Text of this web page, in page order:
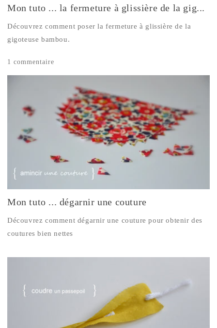
Mon tuto ... la fermeture à glissière de la gig...
Découvrez comment poser la fermeture à glissière de la
gigoteuse bambou.
1 commentaire
Mon tuto ... dégarnir une couture
Découvrez comment dégarnir une couture pour obtenir des
coutures bien nettes